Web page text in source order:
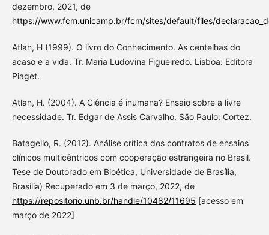
dezembro, 2021, de
https://www.fcm.unicamp.br/fcm/sites/default/files/
Atlan, H (1999). O livro do Conhecimento. As centelhas do
acaso e a vida. Tr. Maria Ludovina Figueiredo. Lisboa: Editora
Piaget.
Atlan, H. (2004). A Ciência é inumana? Ensaio sobre a livre
necessidade. Tr. Edgar de Assis Carvalho. São Paulo: Cortez.
Batagello, R. (2012). Análise crítica dos contratos de ensaios
clínicos multicêntricos com cooperação estrangeira no Brasil.
Tese de Doutorado em Bioética, Universidade de Brasília,
Brasília) Recuperado em 3 de março, 2022, de
https://repositorio.unb.br/handle/10482/11695 [acesso em
março de 2022]